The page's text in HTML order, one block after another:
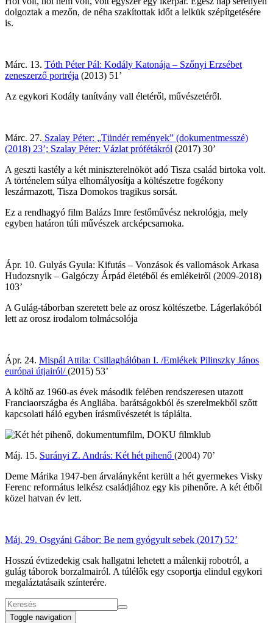
dolgoztak a mezőn, de néha szakítottak időt a lelkük szépítgetésére
is.
Márc. 13. Tóth Péter Pál: Kodály Katonája – Szőnyi Erzsébet
zeneszerző portréja (2013) 51’
Az egykori Kodály tanítvány vall életéről, művészetéről.
Márc. 27. Szalay Péter: „Tündér remények” (dokumentmesszé)
(2018) 23’; Szalay Péter: Vázlat prófétákról (2017) 30’
A geszti kastély a két miniszterelnököt adó Tisza család birtoka volt.
A történelem súlya elhomályosítja a költészetre fogékony
leszármazott, Tisza Domokos tragikus sorsát.
Ez a rendhagyó film Balázs Imre festőművész nekrológja, mely
egyben határon túli művészek arcképcsarnoka.
Ápr. 10. Gulyás Gyula: Kifutás – Vonzások és vallomások Arkasa
Hudozsnyik – Galgóczy Árpád életéből és emlékeiről (2009-2018)
103’
A Gulág-táborban szeretett bele az orosz költészetbe. Lágerlakóból
lett az orosz irodalom tolmácsolója
Ápr. 24. Mispál Attila: Csillaghálóban I. /Emlékek Pilinszky János
európai útjairól/(2015) 53’
A költő az 1960-as évek második felében rendszeresen utazott
Franciaországba és Angliába. barátságokból és szerelmekből szőtt
kapcsolati háló egyben írásművészetét is táplálta.
Máj. 15. Surányi Z. András: Két hét pihenő (2004) 70’
Deme Márika 1947-ben árvalányként került a hét gyermekes Visky
Ferenc református lelkész családjához egy kis pihenőre. A két étből
közel hatvan év lett.
Máj. 29. Osgyáni Gábor: Be nem gyógyult sebek (2017) 52’
Hosszú évtizedekig csak hallgatni lehetett a málenkij robotról, a
gulág táborok borzalmairól. A túlélők egy csoportja elindul egykori
megaláztatásaik színterére.
Toggle navigation